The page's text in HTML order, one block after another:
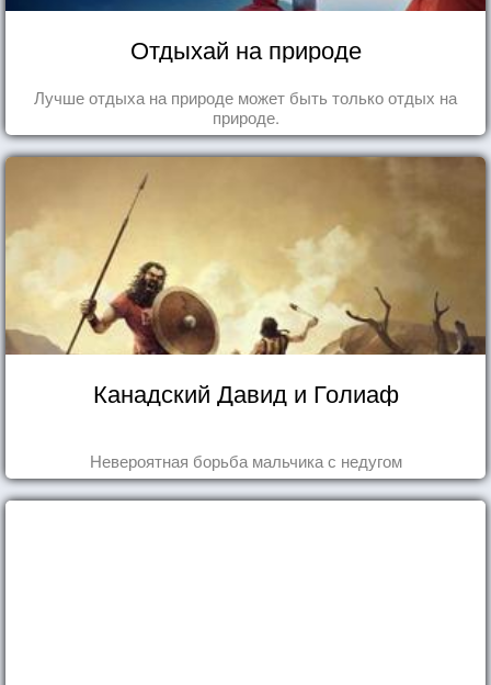
Отдыхай на природе
Лучше отдыха на природе может быть только отдых на
природе.
Канадский Давид и Голиаф
Невероятная борьба мальчика с недугом